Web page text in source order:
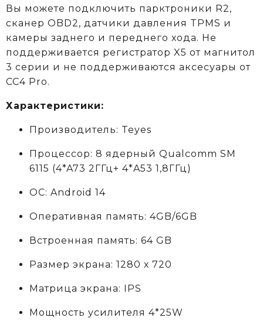
Вы можете подключить парктроники R2,
сканер OBD2, датчики давления TPMS и
камеры заднего и переднего хода. Не
поддерживается регистратор X5 от магнитол
3 серии и не поддерживаются аксеcуары от
CC4 Pro.
Характеристики:
Производитель: Teyes
Процессор: 8 ядерный Qualcomm SM
6115 (4*A73 2ГГц+ 4*A53 1,8ГГц)
ОС: Android 14
Оперативная память: 4GB/6GB
Встроенная память: 64 GB
Размер экрана: 1280 х 720
Матрица экрана: IPS
Мощность усилителя 4*25W